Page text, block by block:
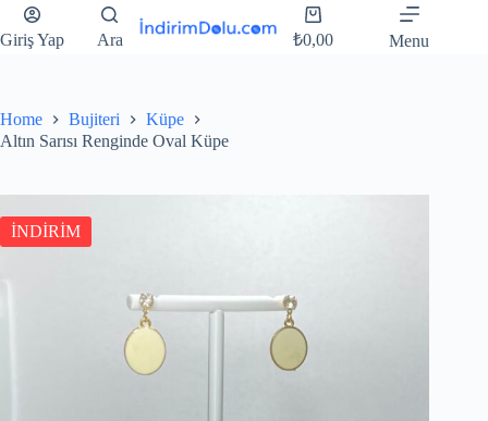
Giriş Yap Ara ₺0,00 Menu
Home Bujiteri
Küpe
Altın Sarısı Renginde Oval Küpe
İNDİRİM